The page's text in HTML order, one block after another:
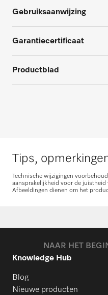
Gebruiksaanwijzing
Garantiecertificaat
Productblad
Tips,
Technische wijzigingen
aansprakelijkheid voor de juistheid
Afbeeldingen dienen om het
NAAR HET
Knowledge Hub
Blog
Nieuwe producten